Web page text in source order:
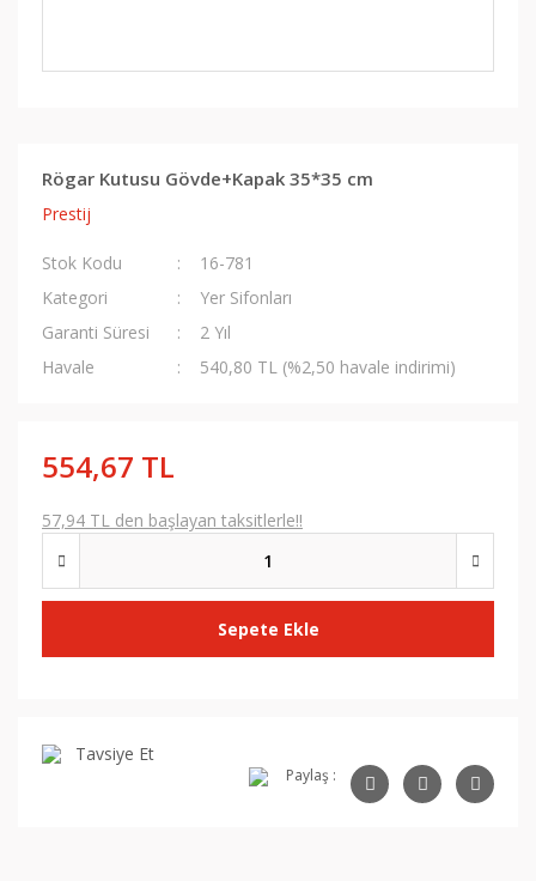
Rögar Kutusu Gövde+Kapak 35*35 cm
Prestij
Stok Kodu
16-781
Kategori
Yer Sifonları
Garanti Süresi
2 Yıl
Havale
540,80 TL (%2,50 havale indirimi)
554,67 TL
57,94 TL den başlayan taksitlerle!!
Sepete Ekle
Tavsiye Et
Paylaş :